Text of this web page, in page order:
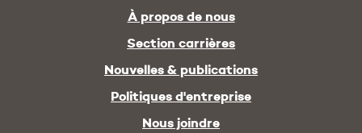
À propos de nous
Section carrières
Nouvelles & publications
Politiques d'entreprise
Nous joindre